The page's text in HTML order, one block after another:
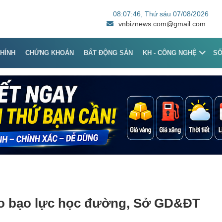
08:07:46 , Thứ sáu 07/08/2026
vnbiznews.com@gmail.com
CHỨNG KHOÁN BẤT ĐỘNG SẢN KH - CÔNG NGHỆ
bạo lực học đường, Sở GD&ĐT